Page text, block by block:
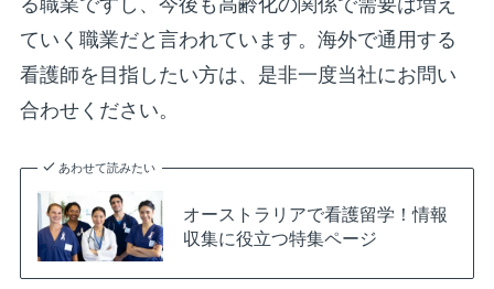
る職業ですし、今後も高齢化の関係で需要は増え
ていく職業だと言われています。海外で通用する
看護師を目指したい方は、是非一度当社にお問い
合わせください。
あわせて読みたい
オーストラリアで看護留学！情報
収集に役立つ特集ページ